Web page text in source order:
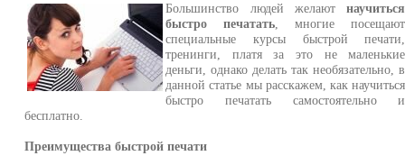
Большинство людей желаютнаучиться
быстро печатать , многие посещают
специальные курсы быстрой печати,
тренинги, платя за это не маленькие
деньги, однако делать так необязательно, в
данной статье мы расскажем, как научиться
быстро печатать самостоятельно и
бесплатно.
Преимущества быстрой печати